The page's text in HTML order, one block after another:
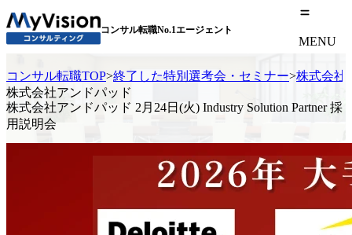
コンサル転職No.1エージェント
MENU
コンサル転職TOP>終了した特別選考会・セミナー>株式会社
株式会社アンドパッド
株式会社アンドパッド 2月24日(火) Industry Solution Partner 採
用説明会